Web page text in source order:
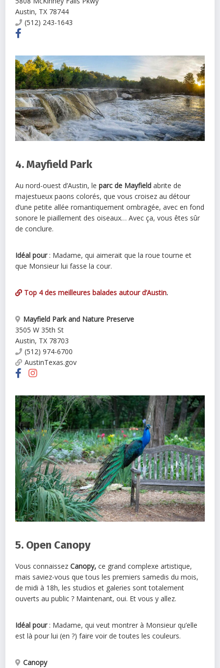
Austin, TX 78744
(512) 243-1643
4. Mayfield Park
Au nord-ouest d’Austin, leparc de Mayfield abrite de
majestueux paons colorés, que vous croisez au détour
d’une petite allée romantiquement ombragée, avec en fond
sonore le piaillement des oiseaux… Avec ça, vous êtes sûr
de conclure.
Idéal pour: Madame, qui aimerait que la roue tourne et
que Monsieur lui fasse la cour.
Top 4 des meilleures balades autour d’Austin.
Mayfield Park and Nature Preserve
3505 W 35th St
Austin, TX 78703
(512) 974-6700
AustinTexas.gov
5. Open Canopy
Vous connaissezCanopy, ce grand complexe artistique,
mais saviez-vous que tous les premiers samedis du mois,
de midi à 18h, les studios et galeries sont totalement
ouverts au public ? Maintenant, oui. Et vous y allez.
Idéal pour: Madame, qui veut montrer à Monsieur qu’elle
est là pour lui (en ?) faire voir de toutes les couleurs.
Canopy